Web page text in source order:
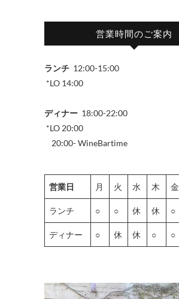
営業時間のご案内
ランチ 12:00-15:00
*LO 14:00
ディナー 18:00-22:00
*LO 20:00
20:00- WineBartime
営業日 月 火 水 木 金
ランチ ○ ○ 休 休 ○
ディナー ○ 休 休 ○ ○
動